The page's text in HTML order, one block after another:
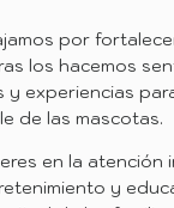
por
los hacemos
experiencias
de las mascotas.
en la
y